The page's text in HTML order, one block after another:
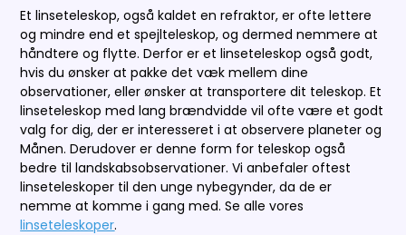
Et linseteleskop, også kaldet en refraktor, er ofte lettere
og mindre end et spejlteleskop, og dermed nemmere at
håndtere og flytte. Derfor er et linseteleskop også godt,
hvis du ønsker at pakke det væk mellem dine
observationer, eller ønsker at transportere dit teleskop. Et
linseteleskop med lang brændvidde vil ofte være et godt
valg for dig, der er interesseret i at observere planeter og
Månen. Derudover er denne form for teleskop også
bedre til landskabsobservationer. Vi anbefaler oftest
linseteleskoper til den unge nybegynder, da de er
nemme at komme i gang med. Se alle vores
linseteleskoper.